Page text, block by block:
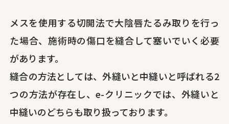
メスを使用する切開法で大陰唇たるみ取りを行っ
た場合、施術時の傷口を縫合して塞いでいく必要
があります。
縫合の方法としては、外縫いと中縫いと呼ばれる2
つの方法が存在し、e-クリニックでは、外縫いと
中縫いのどちらも取り扱っております。